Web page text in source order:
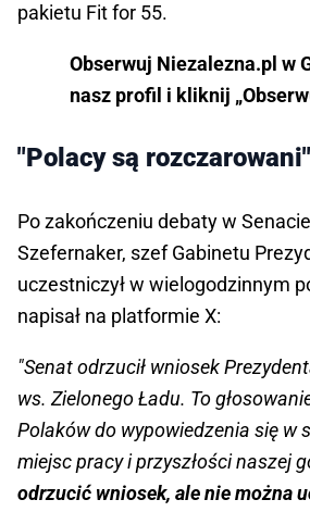
pakietu Fit for 55.
Obserwuj Niezalezna.pl w
nasz profil i kliknij
"Polacy są rozczarowani"
Po zakończeniu debaty w
Szefernaker, szef Gabinetu
uczestniczył w wielogodzinnym
napisał na platformie X:
"Senat odrzucił wniosek
ws. Zielonego Ładu. To
Polaków do wypowiedzenia się w
miejsc pracy i przyszłości naszej
odrzucić wniosek, ale nie można